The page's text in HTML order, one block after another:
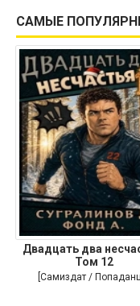
САМЫЕ
Двадцать два
Том 12
[Самиздат /